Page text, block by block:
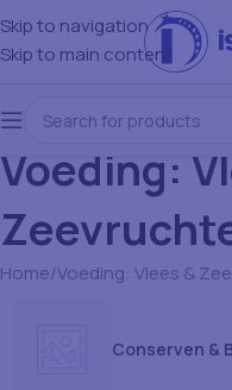
Skip to navigation
Skip to main content
Voeding:
Home Voeding: Vlees &
Conserven &